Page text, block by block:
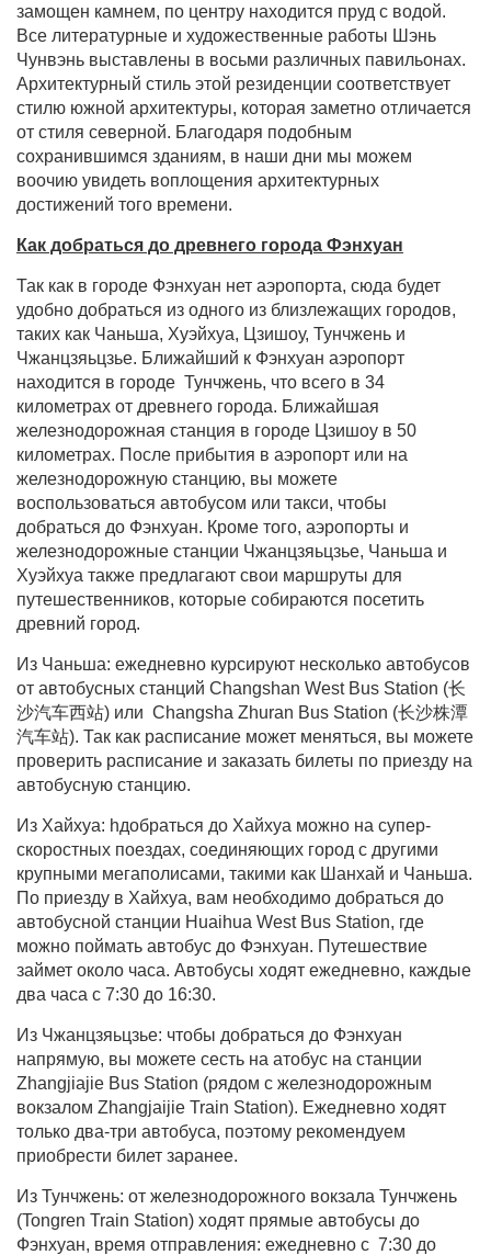
замощен камнем, по центру находится пруд с водой.
Все литературные и художественные работы Шэнь
Чунвэнь выставлены в восьми различных павильонах.
Архитектурный стиль этой резиденции соответствует
стилю южной архитектуры, которая заметно отличается
от стиля северной. Благодаря подобным
сохранившимся зданиям, в наши дни мы можем
воочию увидеть воплощения архитектурных
достижений того времени.
Как добраться до древнего города Фэнхуан
Так как в городе Фэнхуан нет аэропорта, сюда будет
удобно добраться из одного из близлежащих городов,
таких как Чаньша, Хуэйхуа, Цзишоу, Тунчжень и
Чжанцзяьцзье. Ближайший к Фэнхуан аэропорт
находится в городе Тунчжень, что всего в 34
километрах от древнего города. Ближайшая
железнодорожная станция в городе Цзишоу в 50
километрах. После прибытия в аэропорт или на
железнодорожную станцию, вы можете
воспользоваться автобусом или такси, чтобы
добраться до Фэнхуан. Кроме того, аэропорты и
железнодорожные станции Чжанцзяьцзье, Чаньша и
Хуэйхуа также предлагают свои маршруты для
путешественников, которые собираются посетить
древний город.
Из Чаньша: ежедневно курсируют несколько автобусов
от автобусных станций Changshan West Bus Station (长
沙汽车西站) или Changsha Zhuran Bus Station (长沙株潭
汽车站). Так как расписание может меняться, вы можете
проверить расписание и заказать билеты по приезду на
автобусную станцию.
Из Хайхуа: hдобраться до Хайхуа можно на супер-
скоростных поездах, соединяющих город с другими
крупными мегаполисами, такими как Шанхай и Чаньша.
По приезду в Хайхуа, вам необходимо добраться до
автобусной станции Huaihua West Bus Station, где
можно поймать автобус до Фэнхуан. Путешествие
займет около часа. Автобусы ходят ежедневно, каждые
два часа с 7:30 до 16:30.
Из Чжанцзяьцзье: чтобы добраться до Фэнхуан
напрямую, вы можете сесть на атобус на станции
Zhangjiajie Bus Station (рядом с железнодорожным
вокзалом Zhangjaijie Train Station). Ежедневно ходят
только два-три автобуса, поэтому рекомендуем
приобрести билет заранее.
Из Тунчжень: от железнодорожного вокзала Тунчжень
(Tongren Train Station) ходят прямые автобусы до
Фэнхуан, время отправления: ежедневно с 7:30 до